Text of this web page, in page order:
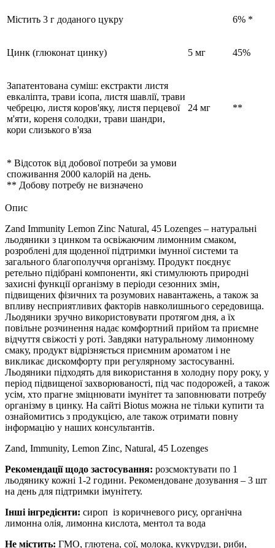
Містить 3 г доданого цукру 6% *
Цинк (глюконат цинку) 5 мг 45%
Запатентована суміш: екстракти листя
евкаліпта, трави ісопа, листя шавлії, трави
чебрецю, листя коров'яку, листя перцевої
м'яти, кореня солодки, трави шандри,
кори слизького в'яза
24 мг **
* Відсоток від добової потреби за умови
споживання 2000 калорій на день.
** Добову потребу не визначено
Опис
Zand Immunity Lemon Zinc Natural, 45 Lozenges – натуральні
льодяники з цинком та освіжаючим лимонним смаком,
розроблені для щоденної підтримки імунної системи та
загального благополуччя організму. Продукт поєднує
ретельно підібрані компоненти, які стимулюють природні
захисні функції організму в періоди сезонних змін,
підвищених фізичних та розумових навантажень, а також за
впливу несприятливих факторів навколишнього середовища.
Льодяники зручно використовувати протягом дня, а їх
повільне розчинення надає комфортний прийом та приємне
відчуття свіжості у роті. Завдяки натуральному лимонному
смаку, продукт відрізняється приємним ароматом і не
викликає дискомфорту при регулярному застосуванні.
Льодяники підходять для використання в холодну пору року, у
період підвищеної захворюваності, під час подорожей, а також
усім, хто прагне зміцнювати імунітет та заповнювати потребу
організму в цинку. На сайті Biotus можна не тільки купити та
ознайомитись з продукцією, але також отримати повну
інформацію у наших консультантів.
Zand, Immunity, Lemon Zinc, Natural, 45 Lozenges
Рекомендації щодо застосування: розсмоктувати по 1
льодянику кожні 1-2 години. Рекомендоване дозування – 3 шт
на день для підтримки імунітету.
Інші інгредієнти: сироп із коричневого рису, органічна
лимонна олія, лимонна кислота, ментол та вода
Не містить: ГМО, глютена, сої, молока, кукурудзи, риби,